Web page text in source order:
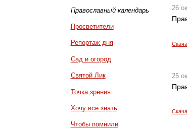
Православный календарь
Просветители
Репортаж дня
Сад и огород
Святой Лик
Точка зрения
Хочу все знать
Чтобы помнили
26
25